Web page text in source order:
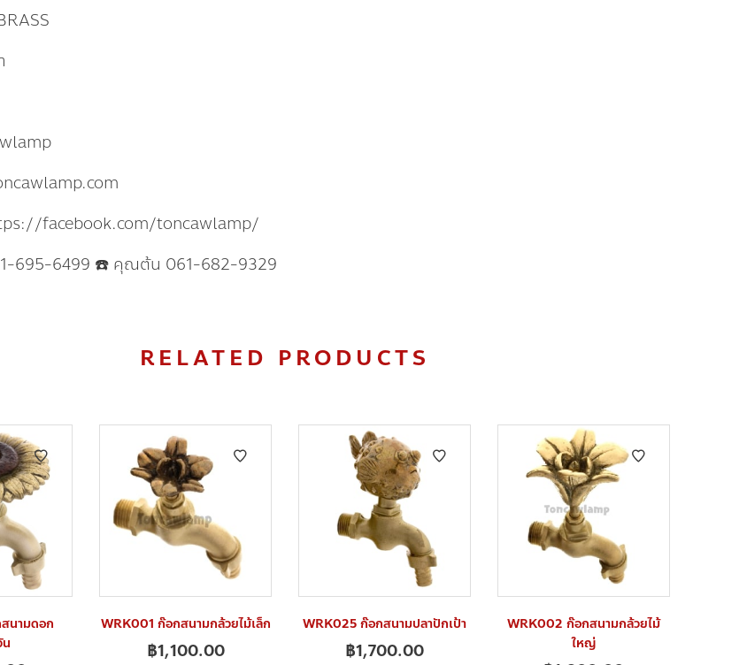
facebook.com/toncawlamp/
695-6499 ☎️ คุณต้น 061-682-9329
RELATED PRODUCTS
นามดอก
น
WRK001 ก๊อกสนามกล้วยไม้เล็ก
฿1,100.00
WRK025 ก๊อกสนามปลาปักเป้า
฿1,700.00
WRK002 ก๊อกสนามกล้วยไม้
ใหญ่